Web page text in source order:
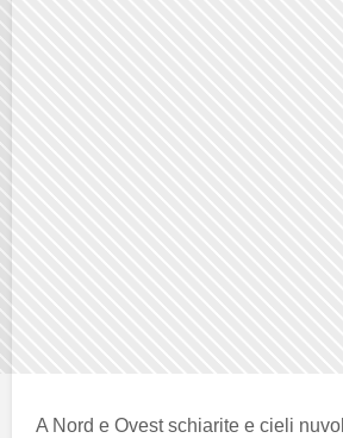
A Nord e Ovest schiarite e cieli